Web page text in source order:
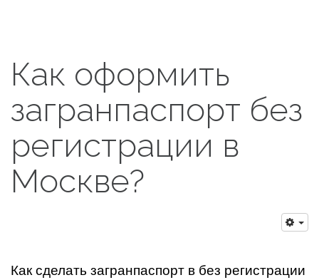
Как оформить
загранпаспорт без
регистрации в
Москве?
Как сделать загранпаспорт в без регистрации